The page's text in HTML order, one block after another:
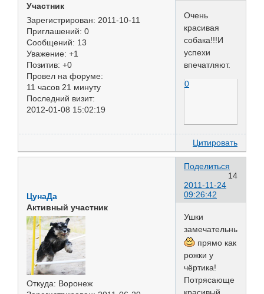
Участник
Зарегистрирован: 2011-10-11
Приглашений: 0
Сообщений: 13
Уважение: +1
Позитив: +0
Провел на форуме:
11 часов 21 минуту
Последний визит:
2012-01-08 15:02:19
Очень
красивая
собака!!!И
успехи
впечатляют.
0
Цитировать
Поделиться
14
2011-11-24
09:26:42
ЦунаДа
Активный участник
Откуда: Воронеж
Ушки
замечательные
прямо как
рожки у
чёртика!
Потрясающе